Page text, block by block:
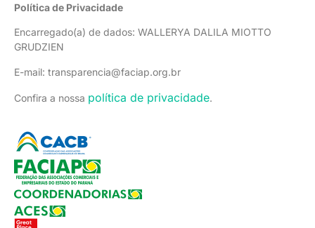
Política de Privacidade
Encarregado(a) de dados: WALLERYA DALILA MIOTTO
GRUDZIEN
E-mail: transparencia@faciap.org.br
Confira a nossa política de privacidade.